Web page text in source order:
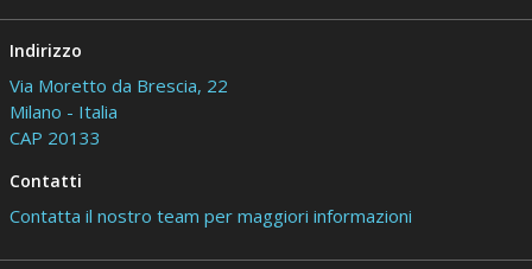
Indirizzo
Via Moretto da Brescia, 22
Milano - Italia
CAP 20133
Contatti
Contatta il nostro team per maggiori informazioni